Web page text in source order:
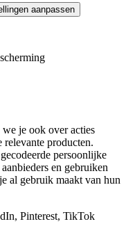
aanpassen
je ook over acties
relevante producten.
persoonlijke
en gebruiken
al gebruik maakt van hun
Pinterest, TikTok